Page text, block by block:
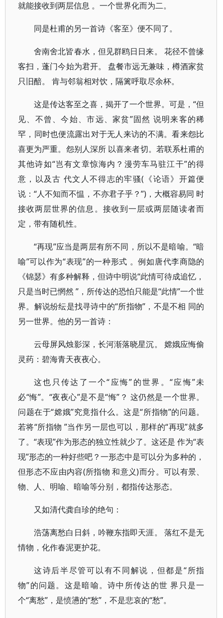
就能接收到两层信息 。一个世界化而为二。
同是杜甫的另一首诗《客至》便不同了。
舍南舍北皆春水，但见群鸥日日来。 花径不曾缘
客扫，蓬门今始为君开。 盘餐市远无兼味，樽酒家贫
只旧醅。 肯与邻翁相对饮，隔篱呼取尽余杯。
这是传达客至之喜，揭开了一个世界。可是，“但
见、不曾、今始、市远、家贫”固然 说明来客的稀
罕，同时也便流露出对于无人来访的不满。看来怨比
喜更为严重。怨别人深所 以喜来者切。若联系杜甫的
其他诗如“岂有文章惊海内？漫劳车马驻江干”的得
意，以及古 代文人不得志的牢骚(《论语》开篇便
说：“人不知而不愠，不亦君子乎？”)，大概容易同 时
接收两层世界的信息。接收到一层或两层随读者而
定，带有随机性。
“再现”应当是两层有所不同，所以不是暗喻。“暗
喻”可以作为“表现”的一种形式 。例如唐代李商隐的
《锦瑟》有多种解释，但诗中明说“此情可待成追忆，
只是当时已惘然 ”，所传达的恐怕只能是“此情”一个世
界。解说纷纭是找寻诗中的“所指物”，不是不相 同的
另一世界。他的另一首诗：
云母屏风烛影深，长河渐落晓星沉。 嫦娥应悔偷
灵药：碧海青天夜夜心。
这也只传达了一个“应悔”的世界。“应悔”未
必“悔”。“夜夜心”是不是“悔”？ 这仍然是一个世界。
问题在于“嫦娥”究竟指什么。这是“所指物”的问题。
若将“所指物 ”当作另一层也可以，那样的“再现”就多
了。“表现”作为形态的独立性就少了。这还是 作为“表
现”形态的一种好些吧？一形态中是可以分为多种的，
但形态不应由内容(所指物 和意义)而分。可以有景、
物、人、明喻、暗喻等分别，都指传达形态。
又如清代龚自珍的绝句：
浩荡离愁白日斜，吟鞭东指即天涯。 落红不是无
情物，化作春泥更护花。
这诗后半尽管可以有不同解说，但都是“所指
物”的问题。这是暗喻。诗中所传达的世 界只是一
个“离愁”，是愤懑的“愁”，不是悲哀的“愁”。